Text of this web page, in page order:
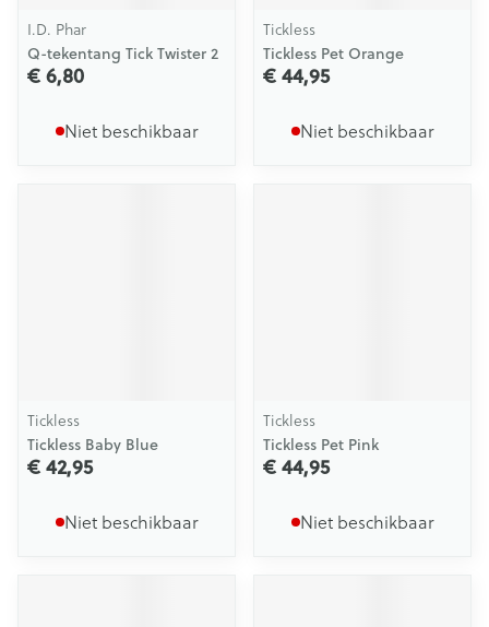
I.D. Phar
Q-tekentang Tick Twister 2
€ 6,80
Niet beschikbaar
Tickless
Tickless Pet Orange
€ 44,95
Niet beschikbaar
Tickless
Tickless Baby Blue
€ 42,95
Niet beschikbaar
Tickless
Tickless Pet Pink
€ 44,95
Niet beschikbaar